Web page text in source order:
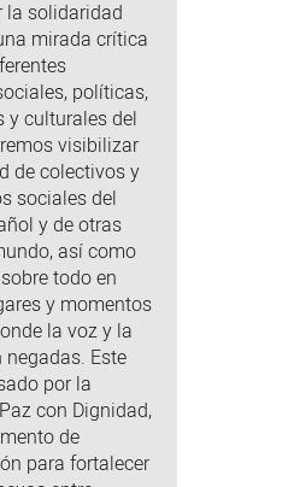
la solidaridad
mirada crítica
políticas,
y culturales del
visibilizar
de colectivos y
sociales del
y de otras
así como
todo en
y momentos
la voz y la
Este
por la
con Dignidad,
de
para fortalecer